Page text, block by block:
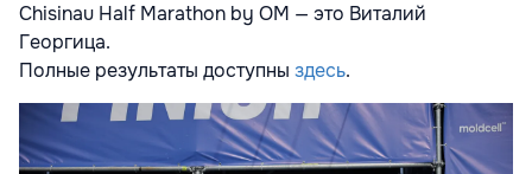
Chisinau Half Marathon by OM — это Виталий
Георгица.
Полные результаты доступны здесь.